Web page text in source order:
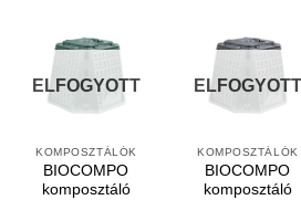
ELFOGYOTT
KOMPOSZTÁLÓK
BIOCOMPO
komposztáló
ELFOGYOTT
KOMPOSZTÁLÓK
BIOCOMPO
komposztáló